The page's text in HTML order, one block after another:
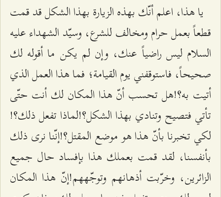
يا هذا، اعلم أنّك بهذه الزيارة بهذا الشكل قد قمت
قطعاً بعمل حرام ومخالف للشرع، وسيّد الشهداء عليه
السلام ليس راضياً عنك، وإن لم يكن ما أقوله لك
صحيحاً، فاستوقفني يوم القيامة؛ فما هذا العمل الذي
أتيت به؟!هل تحسب أنّ هذا المكان لك أنت حتّى
تأتي فتصيح وتنادي بهذا الشكل؟!لماذا تفعل ذلك؟!
لكي تخبرنا بأنّ هذا هو موضع المقتل؟!إنّنا نرى ذلك
بأنفسنا، لقد قمت بعملك هذا بإفساد حال جميع
الزائرين، وخرّبت أذهانهم وتوجّههم!إنّ هذا المكان